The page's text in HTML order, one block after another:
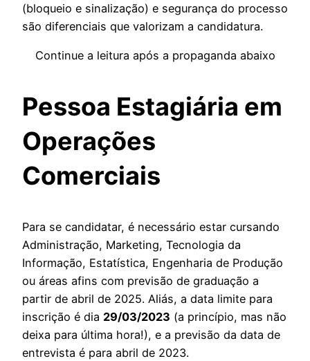
(bloqueio e sinalização) e segurança do processo
são diferenciais que valorizam a candidatura.
Continue a leitura após a propaganda abaixo
Pessoa Estagiária em
Operações
Comerciais
Para se candidatar, é necessário estar cursando
Administração, Marketing, Tecnologia da
Informação, Estatística, Engenharia de Produção
ou áreas afins com previsão de graduação a
partir de abril de 2025. Aliás, a data limite para
inscrição é dia 29/03/2023 (a princípio, mas não
deixa para última hora!), e a previsão da data de
entrevista é para abril de 2023.